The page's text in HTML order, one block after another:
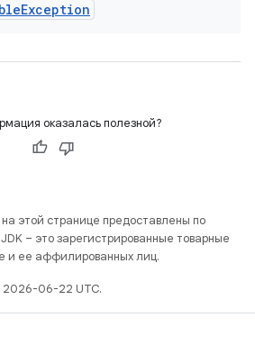
Exception
оказалась полезной?
этой странице предоставлены по
– это зарегистрированные товарные
и ее аффилированных лиц.
2026-06-22 UTC.